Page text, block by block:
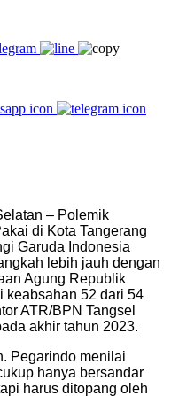
– Polemik
di Kota Tangerang
Garuda Indonesia
lebih jauh dengan
Agung Republik
keabsahan 52 dari 54
ATR/BPN Tangsel
akhir tahun 2023.
Pegarindo menilai
hanya bersandar
harus ditopang oleh